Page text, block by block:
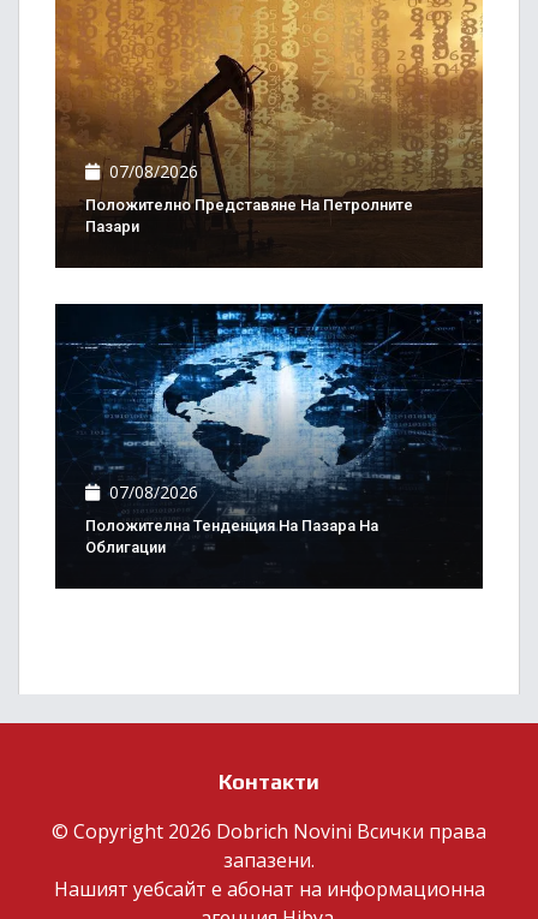
07/08/2026
Положително Представяне На Петролните
Пазари
07/08/2026
Положителна Тенденция На Пазара На
Облигации
Контакти
© Copyright 2026 Dobrich Novini Всички права
запазени.
Нашият уебсайт е абонат на информационна